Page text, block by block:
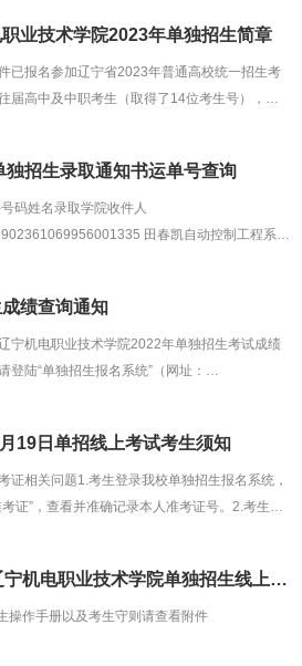
括客观题和主观题。客观题为单项选择题，共
分，满分150分。包括政治、历史、物理方面的
主观题为简答题，共5道题，每题10分，满分50
业技术学院2023年单独招生简章
已报名参加辽宁省2023年普通高校统一招生考
届高中及中职考生（取得了14位考生号），可
院招生办官网:http://zsb.lnmec.net.cn点击单招
流程在网上进行报名及填报志愿。（2）手机
机电职业技术学院招生办”官方微信，点击“单招
独招生录取通知书运单号查询
码姓名录取学院收件人
田春凯自动控制工程系田
222112241516451069956004435 李志强自动
志强222112241526991069956005835 徐鹏自
徐鹏222101131505601069956006135 梁佳友
绩查询通知
宁机电职业技术学院2022年单独招生考试成绩
登陆“单独招生报名系统”（网址：
。逾期不再受理。学院将于5月21日下午5点前
果，方式也是登陆“单独招生报名系统”，进行查
04153853912. 辽宁
19日单招线上考试考生须知
证相关问题1.考生登录我校单独招生报名系统，
考证”，查看并准确记录本人准考证号。2.考生准
准考证号和腾讯会议号）。二、考试系统“学习
考生登录“学习通”时切勿绑定手机，如果已经绑
2022年辽宁机电职业技术学院单独招生线上考试学生操作手册
操作手册以及考生守则请查看附件